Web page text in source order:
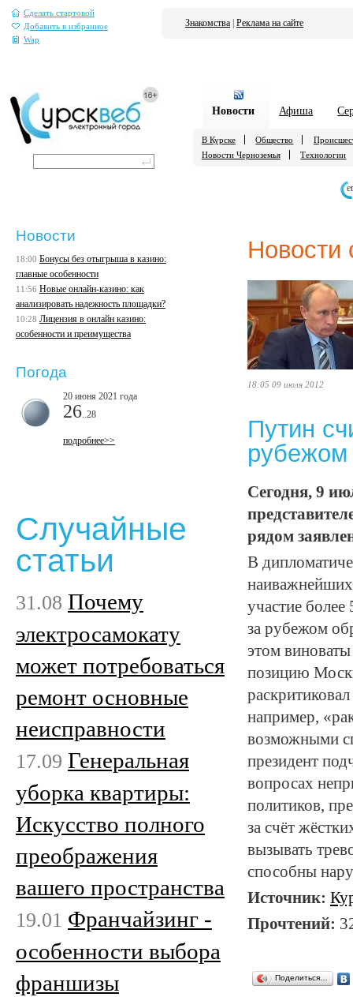
Сделать стартовой
Добавить в избранное
Wap
Знакомства Реклама на сайте
Новости Афиша
В Курске Общество
Новости Черноземья
Технологии
Новости
18:05 09 июля 2012
Путин
Сегодня, 9
рядом
В
участие
за рубежом
этом
позицию
например,
возможными
президент
вопросах
политиков,
за счёт
вызывать
способны
Источник:
Прочтений:
Поделиться…
Новости
18:00 Бонусы без отыгрыша в казино:
главные особенности
11:56 Новые онлайн-казино: как
анализировать надежность площадки?
10:28 Лицензия в онлайн казино:
особенности и преимущества
Погода
20 июня 2021 года
26 ..28
подробнее>>
Случайные
статьи
31.08 Почему
электросамокату
может потребоваться
ремонт основные
неисправности
17.09 Генеральная
уборка квартиры:
Искусство полного
преображения
вашего пространства
19.01 Франчайзинг -
особенности выбора
франшизы